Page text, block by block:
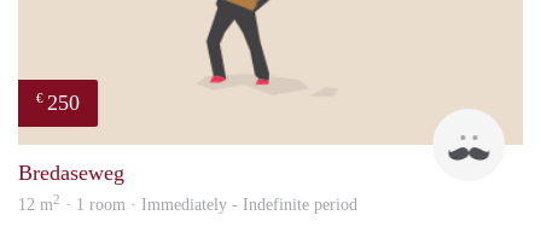
€ 250
Bredaseweg
12 m2 · 1 room · Immediately - Indefinite period